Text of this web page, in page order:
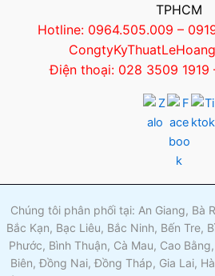
TPHCM
Hotline: 0964.505.009 –
Điện thoại: 028 3509 1919
Chúng tôi phân phối tại: An Giang, Bà
Bắc Kạn, Bạc Liêu, Bắc Ninh, Bến Tre,
Phước, Bình Thuận, Cà Mau, Cao
Biên, Đồng Nai, Đồng Tháp, Gia Lai,